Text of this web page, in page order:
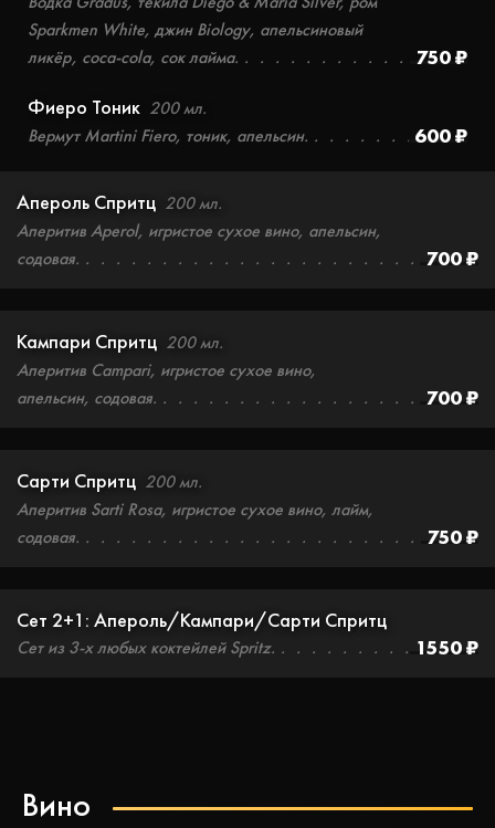
Sparkmen White, джин Biology, апельсиновый
ликёр, сoca-сola, сок лайма.
750 ₽
Фиеро Тоник 200 мл.
Вермут Martini Fiero, тоник, апельсин.
600 ₽
Апероль Спритц 200 мл.
Аперитив Aperol, игристое сухое вино, апельсин,
содовая.
700 ₽
Кампари Спритц 200 мл.
Аперитив Campari, игристое сухое вино,
апельсин, содовая.
700 ₽
Сарти Спритц 200 мл.
Аперитив Sarti Rosa, игристое сухое вино, лайм,
содовая.
750 ₽
Сет 2+1: Апероль/Кампари/Сарти Спритц
Сет из 3-х любых коктейлей Spritz. 1550 ₽
Вино